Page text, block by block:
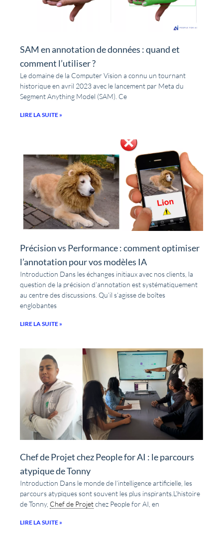
SAM en annotation de données : quand et
comment l’utiliser ?
Le domaine de la Computer Vision a connu un tournant
historique en avril 2023 avec le lancement par Meta du
Segment Anything Model (SAM). Ce
LIRE LA SUITE »
Précision vs Performance : comment optimiser
l’annotation pour vos modèles IA
Introduction Dans les échanges initiaux avec nos clients, la
question de la précision d’annotation est systématiquement
au centre des discussions. Qu’il s’agisse de boîtes
englobantes
LIRE LA SUITE »
Chef de Projet chez People for AI : le parcours
atypique de Tonny
Introduction Dans le monde de l’intelligence artificielle, les
parcours atypiques sont souvent les plus inspirants.L’histoire
de Tonny, Chef de Projetchez People for AI, en
LIRE LA SUITE »